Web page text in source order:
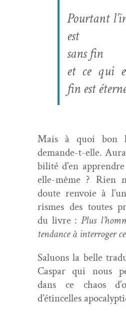
Pour­tant
est
sans fin
et ce qui
fin est
Mais à quoi bon
demande-t-elle.
bil­ité d’en
elle-même ? Rien
doute ren­voie à
rismes des toutes
du livre : Plus
ten­dance à inter­roger
Salu­ons la belle
Cas­par qui nous
dans ce chaos
d’étincelles